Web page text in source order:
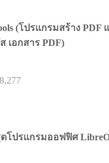
(โปรแกรมสร้าง PDF
เอกสาร PDF)
โปรแกรมออฟฟิศ